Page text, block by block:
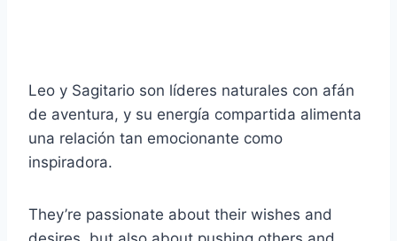
Leo y Sagitario son líderes naturales con afán
de aventura, y su energía compartida alimenta
una relación tan emocionante como
inspiradora.
They’re passionate about their wishes and